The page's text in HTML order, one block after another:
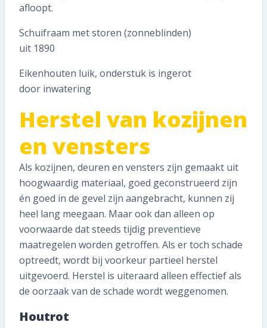
afloopt.
Schuifraam met storen (zonneblinden)
uit 1890
Eikenhouten luik, onderstuk is ingerot
door inwatering
Herstel van kozijnen
en vensters
Als kozijnen, deuren en vensters zijn gemaakt uit
hoogwaardig materiaal, goed geconstrueerd zijn
én goed in de gevel zijn aangebracht, kunnen zij
heel lang meegaan. Maar ook dan alleen op
voorwaarde dat steeds tijdig preventieve
maatregelen worden getroffen. Als er toch schade
optreedt, wordt bij voorkeur partieel herstel
uitgevoerd. Herstel is uiteraard alleen effectief als
de oorzaak van de schade wordt weggenomen.
Houtrot